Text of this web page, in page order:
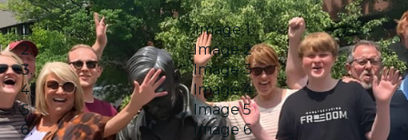
Image 1
Image 2
Image 3
Image 4
Image 5
Image 6